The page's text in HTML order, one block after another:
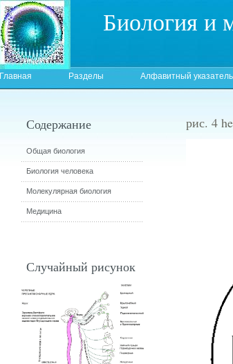
Биология и
Главная Разделы Алфавитный указатель
рис. 4
Содержание
Общая биология
Биология человека
Молекулярная биология
Медицина
Случайный рисунок